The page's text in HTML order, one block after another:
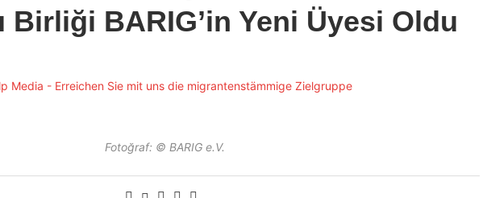
Birliği BARIG’in Yeni Üyesi Oldu
Fotoğraf: © BARIG e.V.